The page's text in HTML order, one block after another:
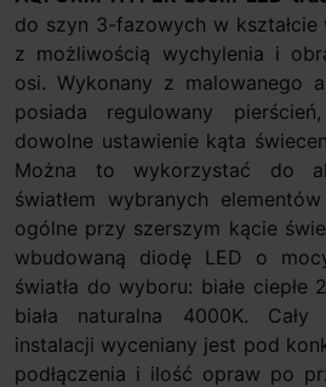
do szyn 3-fazowych w
z możliwością wychylenia i
osi. Wykonany z malowanego
posiada regulowany
dowolne ustawienie kąta
Można to wykorzystać do
światłem wybranych
ogólne przy szerszym kącie
wbudowaną diodę LED o
światła do wyboru: białe ciepłe
biała naturalna 4000K.
instalacji wyceniany jest pod
podłączenia i ilość opraw po